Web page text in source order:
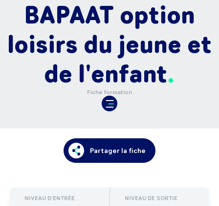
BAPAAT option
loisirs du jeune et
de l'enfant
Fiche formation
Partager la fiche
NIVEAU D'ENTRÉE NIVEAU DE SORTIE